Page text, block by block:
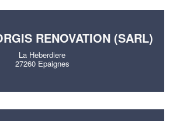
RENOVATION (SARL)
La Heberdiere
27260 Epaignes